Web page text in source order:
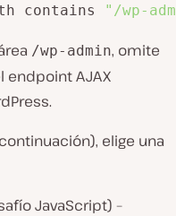
contains
"/wp-
/wp-admin, omite
endpoint AJAX
elige una
JavaScript) –